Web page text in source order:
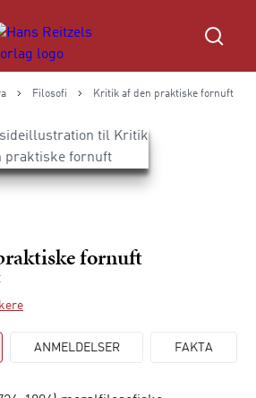
Filosofi Kritik af den praktiske fornuft
fornuft
ANMELDELSER FAKTA